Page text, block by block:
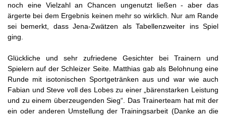
noch eine Vielzahl an Chancen ungenutzt ließen - aber das
ärgerte bei dem Ergebnis keinen mehr so wirklich. Nur am Rande
sei bemerkt, dass Jena-Zwätzen als Tabellenzweiter ins Spiel
ging.
Glückliche und sehr zufriedene Gesichter bei Trainern und
Spielern auf der Schleizer Seite. Matthias gab als Belohnung eine
Runde mit isotonischen Sportgetränken aus und war wie auch
Fabian und Steve voll des Lobes zu einer „bärenstarken Leistung
und zu einem überzeugenden Sieg“. Das Trainerteam hat mit der
ein oder anderen Umstellung der Trainingsarbeit (Danke an die